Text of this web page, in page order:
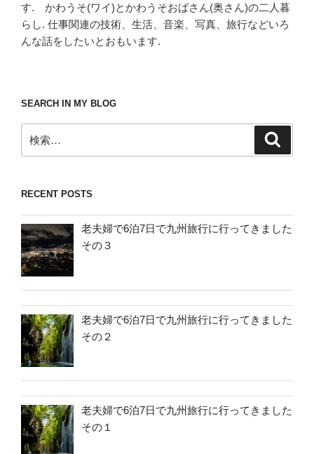
す. かわうそ(ワイ)とかわうそおばさん(奥さん)の二人暮
らし. 仕事関連の技術、生活、音楽、写真、旅行などいろ
んな話をしたいとおもいます.
SEARCH IN MY BLOG
索:
RECENT POSTS
老夫婦で6泊7日で九州旅行に行ってきました
その３
老夫婦で6泊7日で九州旅行に行ってきました
その２
老夫婦で6泊7日で九州旅行に行ってきました
その１